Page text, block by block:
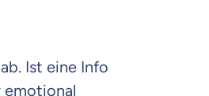
Ist eine Info